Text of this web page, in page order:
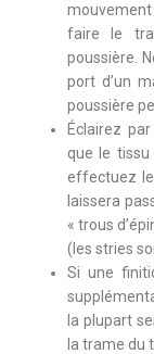
faire le
poussière.
port d’un
poussière
Éclairez
que le
effectuez
laissera
« trous
(les stries
Si une
la plupart
la trame du